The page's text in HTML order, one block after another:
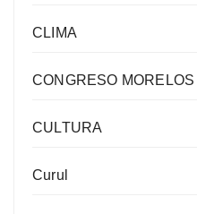
CLIMA
CONGRESO MORELOS
CULTURA
Curul